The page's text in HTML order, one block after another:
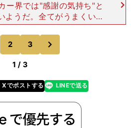
ー界では"感謝の気持ち"と
ようだ。全てがうまくいっ
初の困難にぶつかったとた
功績はすべて忘れられてし
かつての
2 3
1 / 3
Xでポストする
line LINEで送る